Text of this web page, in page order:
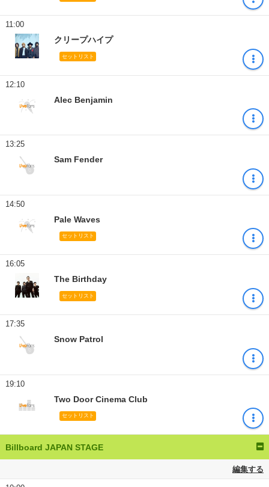
11:00
クリープハイプ
セットリスト
12:10
Alec Benjamin
13:25
Sam Fender
14:50
Pale Waves
セットリスト
16:05
The Birthday
セットリスト
17:35
Snow Patrol
19:10
Two Door Cinema Club
セットリスト
Billboard JAPAN STAGE
編集する